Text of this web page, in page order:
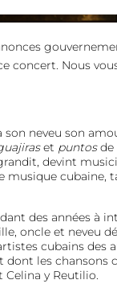
concert. Nous
neveu son
et puntosde
devint
cubaine,
des années à
oncle et neveu
cubains des
dont les chansons
Celina y Reutilio.